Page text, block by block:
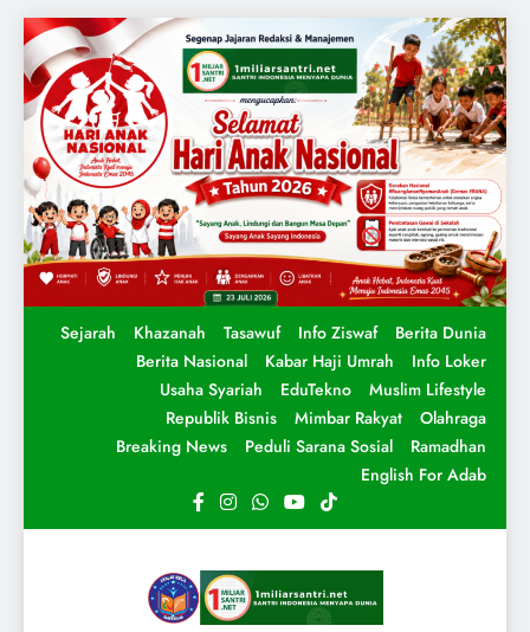
Sejarah Khazanah Tasawuf Info Ziswaf
Berita Dunia
Berita Nasional
Kabar Haji Umrah
Info Loker
Usaha Syariah
EduTekno
Muslim Lifestyle
Republik Bisnis
Mimbar Rakyat
Olahraga
Breaking News
Peduli Sarana Sosial
Ramadhan
English For Adab